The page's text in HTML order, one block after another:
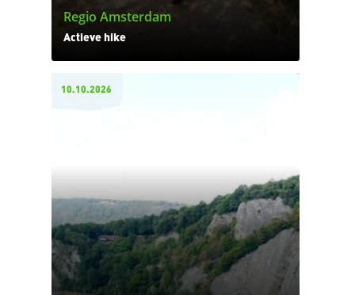
Regio Amsterdam
Actieve hike
10.10.2026